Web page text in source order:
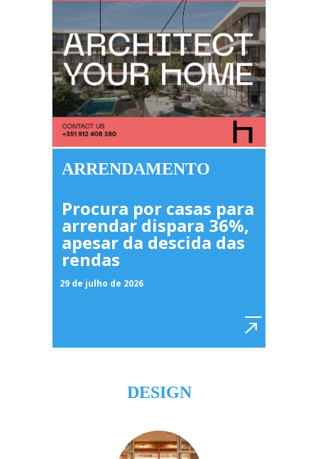
ARRENDAMENTO
Procura por casas para
arrendar dispara 36%,
apesar da descida das
rendas
29 de julho de 2026
DESIGN